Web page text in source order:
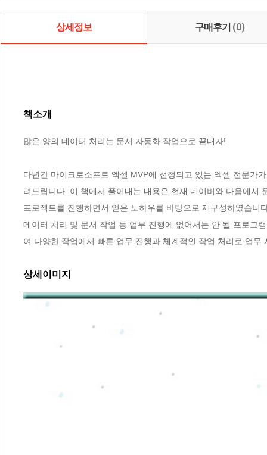
상세정보 구매후기 (0)
책소개
많은 양의 데이터 처리는 문서 자동화 작업으로 끝내자!
다년간 마이크로소프트 엑셀 MVP에 선정되고 있는 엑셀 전문가
려드립니다. 이 책에서 풀어내는 내용은 현재 네이버와 다음에서
프로젝트를 진행하면서 얻은 노하우를 바탕으로 재구성하였습니
데이터 처리 및 문서 작업 등 업무 진행에 없어서는 안 될 프로그
여 다양한 작업에서 빠른 업무 진행과 체계적인 작업 처리로 업무
상세이미지